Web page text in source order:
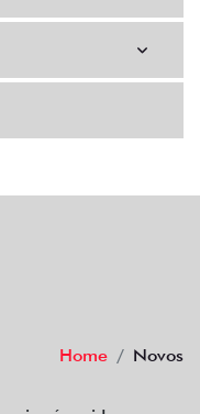
Home Novos